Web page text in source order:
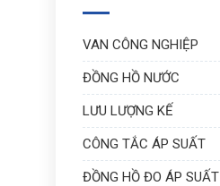
VAN CÔNG NGHIỆP
ĐỒNG HỒ NƯỚC
LƯU LƯỢNG KẾ
CÔNG TẮC ÁP SUẤT
ĐỒNG HỒ ĐO ÁP SUẤT